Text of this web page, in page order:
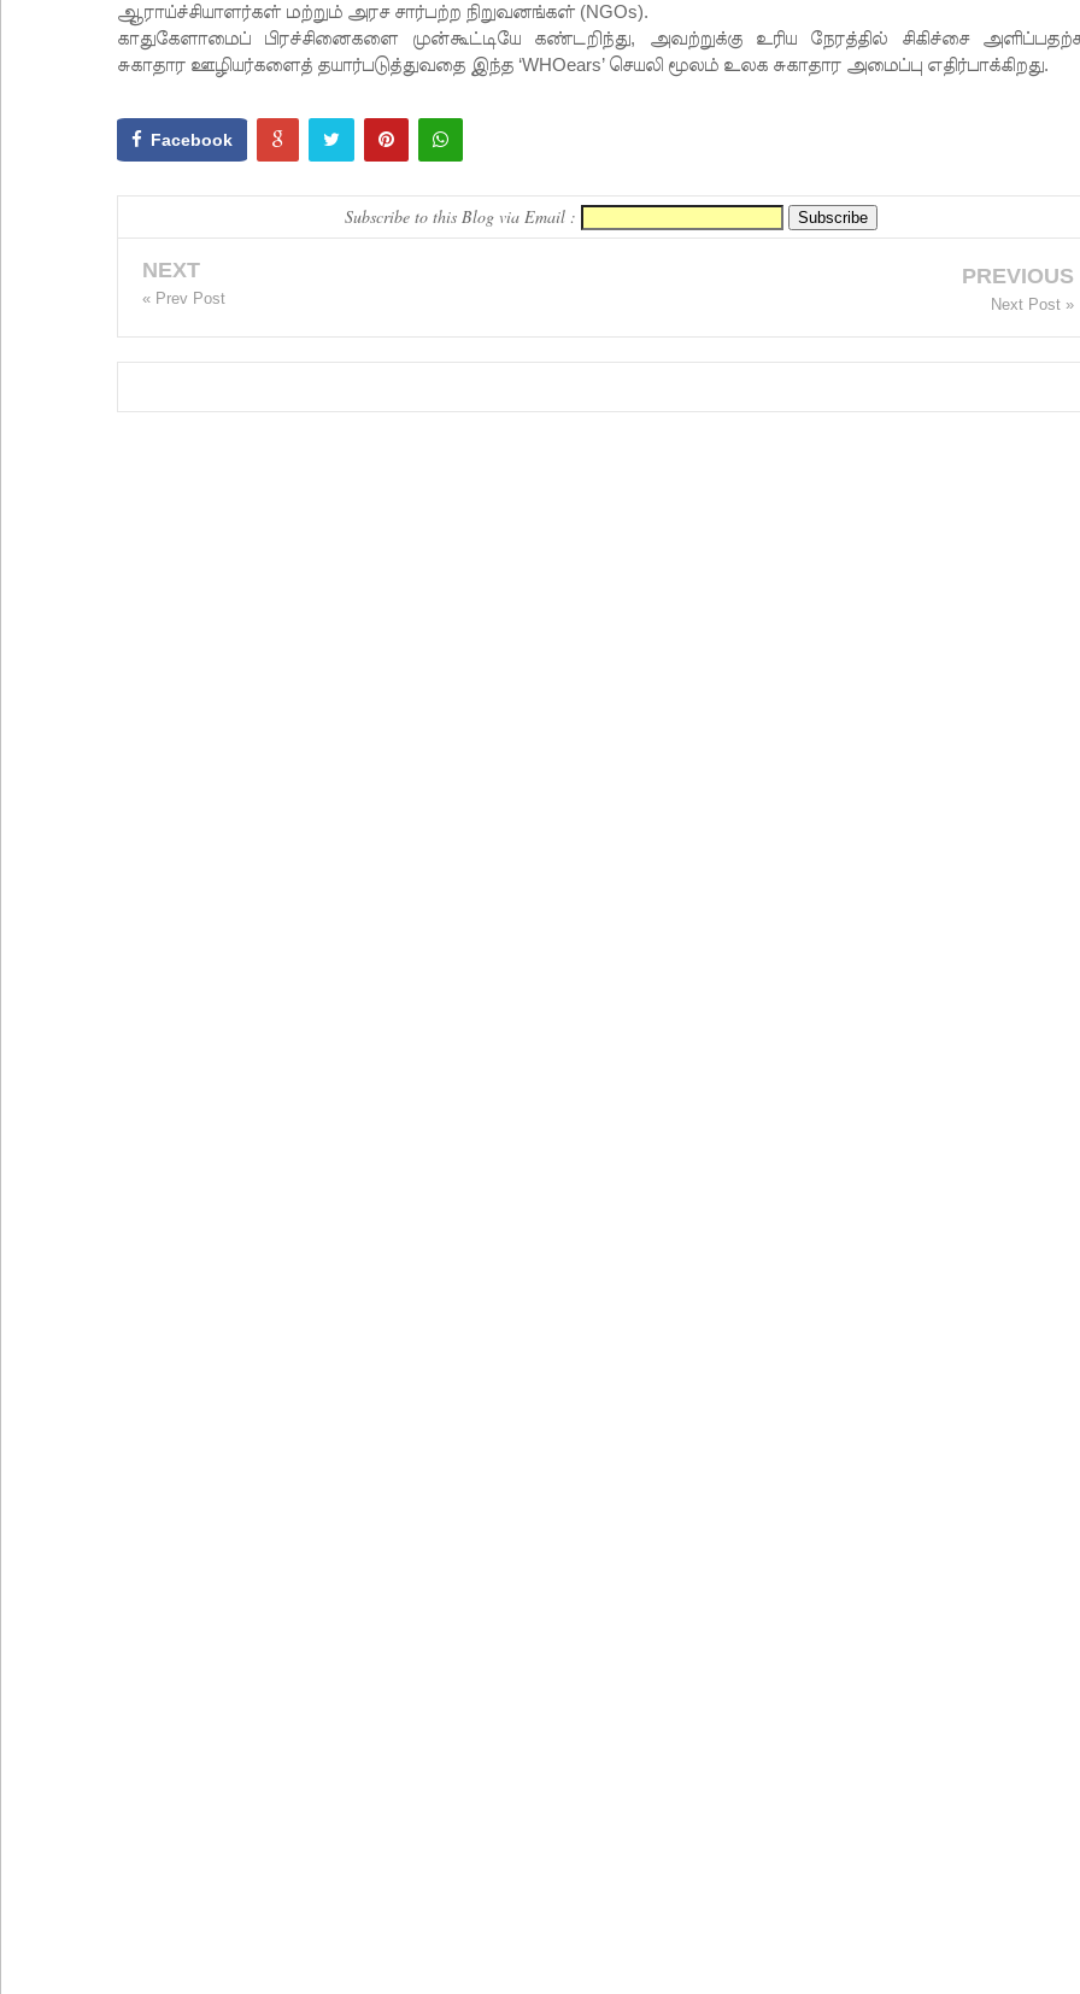
ஆராய்ச்சியாளர்கள் மற்றும் அரச சார்பற்ற நிறுவனங்கள் (NGOs).
காதுகேளாமைப் பிரச்சினைகளை முன்கூட்டியே கண்டறிந்து, அவற்றுக்கு உரிய நேரத்தில் சிகிச்சை
சுகாதார ஊழியர்களைத் தயார்படுத்துவதை இந்த ‘WHOears’ செயலி மூலம் உலக சுகாதார அமைப்பு எதிர்பாக்கிறது.
Facebook
Subscribe to this Blog via Email :
NEXT
« Prev Post
PREVIOUS
Next Post »